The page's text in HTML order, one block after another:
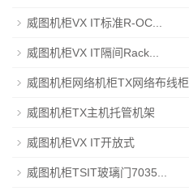
威图机柜VX IT标准R-OC...
威图机柜VX IT隔间Rack...
威图机柜网络机柜TX网络布线柜
威图机柜TX主机托管机架
威图机柜VX IT开放式
威图机柜TSIT玻璃门7035...